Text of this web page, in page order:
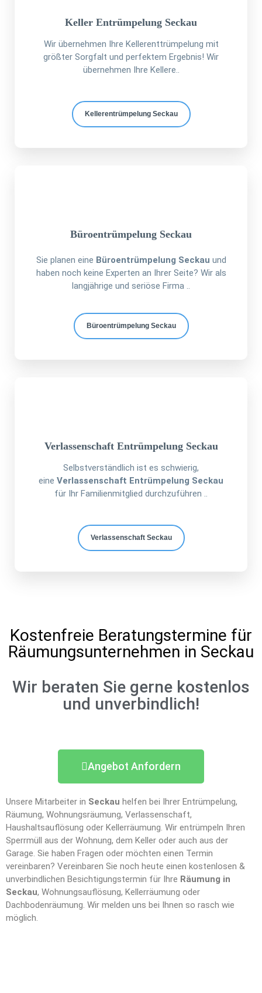
Keller Entrümpelung Seckau
Wir übernehmen Ihre Kellerenttrümpelung mit
größter Sorgfalt und perfektem Ergebnis! Wir
übernehmen Ihre Kellere..
Kellerentrümpelung Seckau
Büroentrümpelung Seckau
Sie planen eine Büroentrümpelung Seckau und
haben noch keine Experten an Ihrer Seite? Wir als
langjährige und seriöse Firma ..
Büroentrümpelung Seckau
Verlassenschaft Entrümpelung Seckau
Selbstverständlich ist es schwierig,
eine Verlassenschaft Entrümpelung Seckau
für Ihr Familienmitglied durchzuführen ..
Verlassenschaft Seckau
Kostenfreie Beratungstermine für
Räumungsunternehmen in Seckau
Wir beraten Sie gerne kostenlos
und unverbindlich!
Angebot Anfordern
Unsere Mitarbeiter in Seckau helfen bei Ihrer Entrümpelung,
Räumung, Wohnungsräumung, Verlassenschaft,
Haushaltsauflösung oder Kellerräumung. Wir entrümpeln Ihren
Sperrmüll aus der Wohnung, dem Keller oder auch aus der
Garage. Sie haben Fragen oder möchten einen Termin
vereinbaren? Vereinbaren Sie noch heute einen kostenlosen &
unverbindlichen Besichtigungstermin für Ihre Räumung in
Seckau, Wohnungsauflösung, Kellerräumung oder
Dachbodenräumung. Wir melden uns bei Ihnen so rasch wie
möglich.